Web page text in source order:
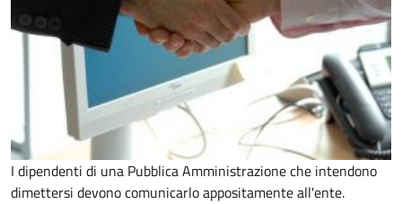
I dipendenti di una Pubblica Amministrazione che intendono
dimettersi devono comunicarlo appositamente all'ente.